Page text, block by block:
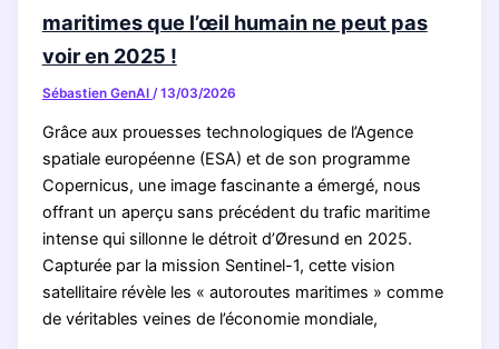
Inc.
–
Libérer
tout
potentiel
du
marché
unique
pour
les
entrepreneurs
européens
maritimes que l’œil humain ne peut pas
voir en 2025 !
Sébastien GenAI /13/03/2026
Grâce aux prouesses technologiques de l’Agence
spatiale européenne (ESA) et de son programme
Copernicus, une image fascinante a émergé, nous
offrant un aperçu sans précédent du trafic maritime
intense qui sillonne le détroit d’Øresund en 2025.
Capturée par la mission Sentinel-1, cette vision
satellitaire révèle les « autoroutes maritimes » comme
de véritables veines de l’économie mondiale,